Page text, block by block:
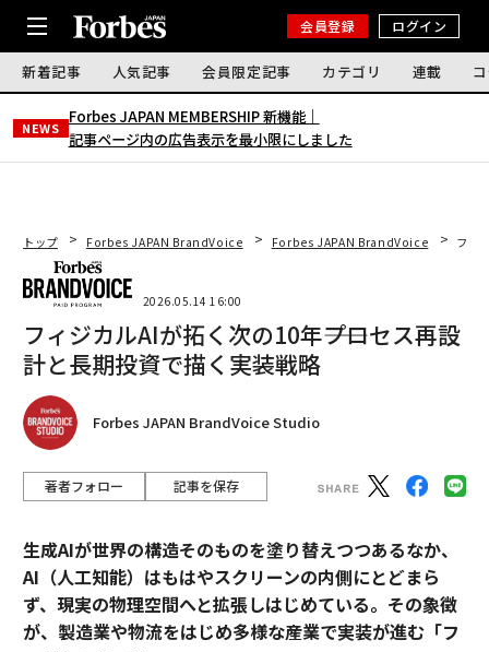
会員登録 ログイン
新着記事 人気記事 会員限定記事 カテゴリ 連載
NEWS
Forbes JAPAN MEMBERSHIP 新機能｜
記事ページ内の広告表示を最小限にしました
トップ Forbes JAPAN BrandVoice Forbes JAPAN BrandVoice フィ
2026.05.14 16:00
フィジカルAIが拓く次の10年――プロセス再設
計と長期投資で描く実装戦略
Forbes JAPAN BrandVoice Studio
著者フォロー 記事を保存
生成AIが世界の構造そのものを塗り替えつつあるなか、
AI（人工知能）はもはやスクリーンの内側にとどまら
ず、現実の物理空間へと拡張しはじめている。その象徴
が、製造業や物流をはじめ多様な産業で実装が進む「フ